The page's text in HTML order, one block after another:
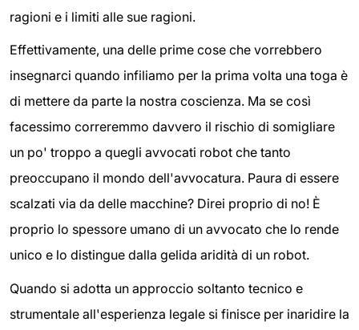
ragioni e i limiti alle sue ragioni.
Effettivamente, una delle prime cose che vorrebbero
insegnarci quando infiliamo per la prima volta una toga è
di mettere da parte la nostra coscienza. Ma se così
facessimo correremmo davvero il rischio di somigliare
un po' troppo a quegli avvocati robot che tanto
preoccupano il mondo dell'avvocatura. Paura di essere
scalzati via da delle macchine? Direi proprio di no! È
proprio lo spessore umano di un avvocato che lo rende
unico e lo distingue dalla gelida aridità di un robot.
Quando si adotta un approccio soltanto tecnico e
strumentale all'esperienza legale si finisce per inaridire la